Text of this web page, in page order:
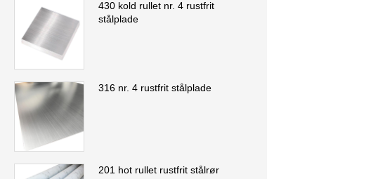
430 kold rullet nr. 4 rustfrit
stålplade
316 nr. 4 rustfrit stålplade
201 hot rullet rustfrit stålrør